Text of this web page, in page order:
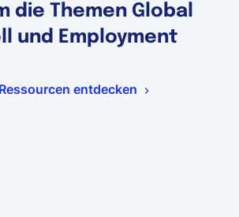
die Themen Global
und Employment
entdecken